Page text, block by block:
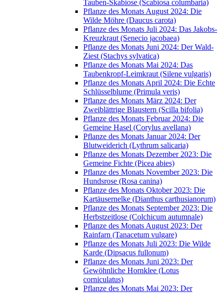
Tauben-Skabiose (Scabiosa columbaria)
Pflanze des Monats August 2024: Die
Wilde Möhre (Daucus carota)
Pflanze des Monats Juli 2024: Das Jakobs-
Kreuzkraut (Senecio jacobaea)
Pflanze des Monats Juni 2024: Der Wald-
Ziest (Stachys sylvatica)
Pflanze des Monats Mai 2024: Das
Taubenkropf-Leimkraut (Silene vulgaris)
Pflanze des Monats April 2024: Die Echte
Schlüsselblume (Primula veris)
Pflanze des Monats März 2024: Der
Zweiblättrige Blaustern (Scilla bifolia)
Pflanze des Monats Februar 2024: Die
Gemeine Hasel (Corylus avellana)
Pflanze des Monats Januar 2024: Der
Blutweiderich (Lythrum salicaria)
Pflanze des Monats Dezember 2023: Die
Gemeine Fichte (Picea abies)
Pflanze des Monats November 2023: Die
Hundsrose (Rosa canina)
Pflanze des Monats Oktober 2023: Die
Kartäusernelke (Dianthus carthusianorum)
Pflanze des Monats September 2023: Die
Herbstzeitlose (Colchicum autumnale)
Pflanze des Monats August 2023: Der
Rainfarn (Tanacetum vulgare)
Pflanze des Monats Juli 2023: Die Wilde
Karde (Dipsacus fullonum)
Pflanze des Monats Juni 2023: Der
Gewöhnliche Hornklee (Lotus
corniculatus)
Pflanze des Monats Mai 2023: Der